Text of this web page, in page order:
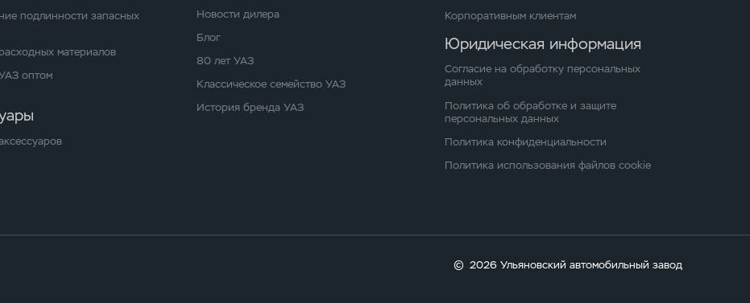
подлинности запасных
материалов
оптом
Новости дилера
Блог
80 лет УАЗ
Классическое семейство УАЗ
История бренда УАЗ
Корпоративным клиентам
Юридическая информация
Согласие на обработку персональных
данных
Политика об обработке и защите
персональных данных
Политика конфиденциальности
Политика использования файлов cookie
© 2026 Ульяновский автомобильный завод